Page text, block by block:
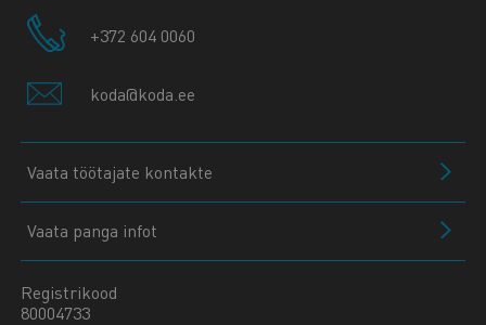
+372 604 0060
koda@koda.ee
Vaata töötajate kontakte
Vaata panga infot
Registrikood
80004733